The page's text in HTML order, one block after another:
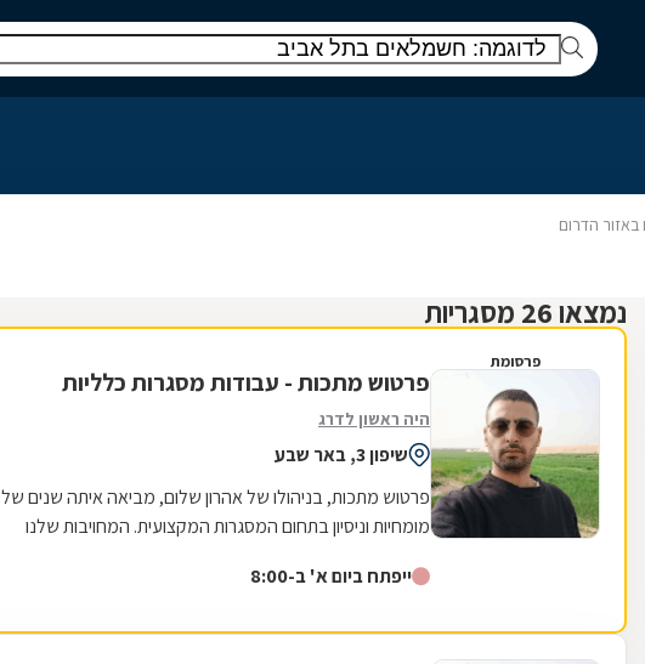
באזור הדרום
נמצאו 26 מסגריות
פרסומת
פרטוש מתכות - עבודות מסגרות כלליות
היה ראשון לדרג
שיפון 3, באר שבע
פרטוש מתכות, בניהולו של אהרון שלום, מביאה איתה שנים של
מומחיות וניסיון בתחום המסגרות המקצועית. המחויבות שלנו
ייפתח ביום א' ב-8:00